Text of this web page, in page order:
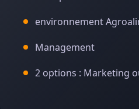
environnement
Management
2 options : Marketing